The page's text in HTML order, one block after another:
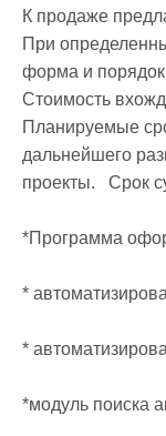
К продаже
При
форма и
Стоимость
Планируемые
дальнейшего
проекты.   Срок
*Программа
*
*
*модуль поиска